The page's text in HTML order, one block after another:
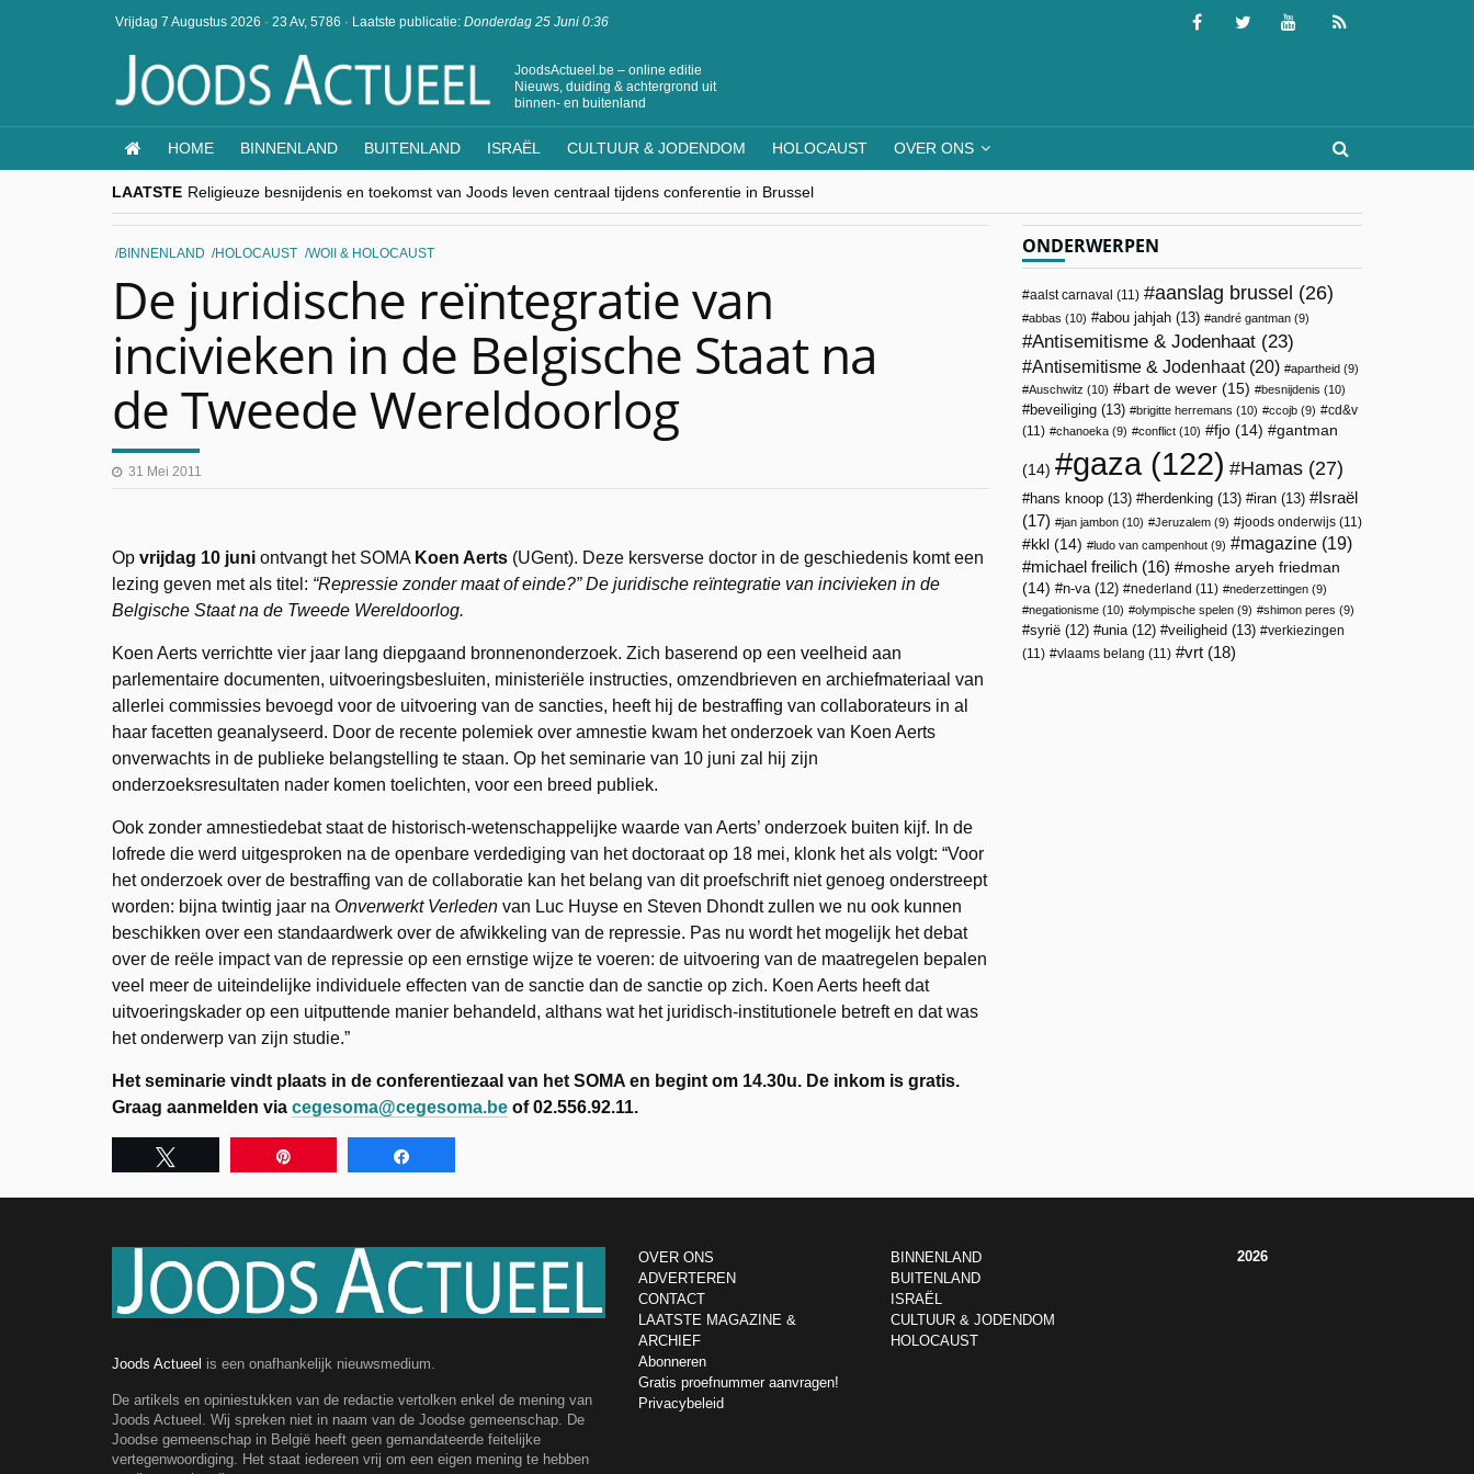
Vrijdag 7 Augustus 2026 · 23 Av, 5786 · Laatste publicatie: Donderdag 25 Juni 0:36
JoodsActueel.be – online editie
Nieuws, duiding & achtergrond uit
binnen- en buitenland
HOME BINNENLAND BUITENLAND ISRAËL CULTUUR & JODENDOM HOLOCAUST OVER ONS
LAATSTE Religieuze besnijdenis en toekomst van Joods leven centraal tijdens conferentie in Brussel
“Besnijdenisdebat toont hoe moeilijk seculiere Westen minderheden begrijpt”, Jinnih Beels (Vooruit)
CITYTRIP | ROEMENIË – Boekarest: de verrassing van Oost-Europa
“Vandaag zit elke Jood in België op de beklaagdenbank”
BINNENLAND HOLOCAUST WOII & HOLOCAUST
De juridische reïntegratie van
incivieken in de Belgische Staat na
de Tweede Wereldoorlog
31 Mei 2011
Op vrijdag 10 juni ontvangt het SOMA Koen Aerts (UGent). Deze kersverse doctor in de geschiedenis komt een
lezing geven met als titel: “Repressie zonder maat of einde?” De juridische reïntegratie van incivieken in de
Belgische Staat na de Tweede Wereldoorlog.
Koen Aerts verrichtte vier jaar lang diepgaand bronnenonderzoek. Zich baserend op een veelheid aan
parlementaire documenten, uitvoeringsbesluiten, ministeriële instructies, omzendbrieven en archiefmateriaal van
allerlei commissies bevoegd voor de uitvoering van de sancties, heeft hij de bestraffing van collaborateurs in al
haar facetten geanalyseerd. Door de recente polemiek over amnestie kwam het onderzoek van Koen Aerts
onverwachts in de publieke belangstelling te staan. Op het seminarie van 10 juni zal hij zijn
onderzoeksresultaten nader komen toelichten, voor een breed publiek.
Ook zonder amnestiedebat staat de historisch-wetenschappelijke waarde van Aerts’ onderzoek buiten kijf. In de
lofrede die werd uitgesproken na de openbare verdediging van het doctoraat op 18 mei, klonk het als volgt: “Voor
het onderzoek over de bestraffing van de collaboratie kan het belang van dit proefschrift niet genoeg onderstreept
worden: bijna twintig jaar na Onverwerkt Verleden van Luc Huyse en Steven Dhondt zullen we nu ook kunnen
beschikken over een standaardwerk over de afwikkeling van de repressie. Pas nu wordt het mogelijk het debat
over de reële impact van de repressie op een ernstige wijze te voeren: de uitvoering van de maatregelen bepalen
veel meer de uiteindelijke individuele effecten van de sanctie dan de sanctie op zich. Koen Aerts heeft dat
uitvoeringskader op een uitputtende manier behandeld, althans wat het juridisch-institutionele betreft en dat was
het onderwerp van zijn studie.”
Het seminarie vindt plaats in de conferentiezaal van het SOMA en begint om 14.30u. De inkom is gratis.
Graag aanmelden via cegesoma@cegesoma.be of 02.556.92.11.
ONDERWERPEN
aalst carnaval (11) aanslag brussel (26)
abbas (10) abou jahjah (13) andré gantman (9)
Antisemitisme & Jodenhaat (23)
Antisemitisme & Jodenhaat(20) apartheid (9)
Auschwitz (10) bart de wever (15) besnijdenis (10)
beveiliging (13) brigitte herremans (10) ccojb (9)
cd&v
(11)
chanoeka (9) conflict (10) fjo (14) gantman
(14) gaza(122) Hamas (27)
hans knoop (13) herdenking (13) iran (13)
Israël
(17)
jan jambon (10) Jeruzalem (9) joods onderwijs (11)
kkl (14) ludo van campenhout (9) magazine (19)
michael freilich (16)
moshe aryeh friedman
(14)
n-va(12) nederland (11) nederzettingen (9)
negationisme (10) olympische spelen (9) shimon peres (9)
syrië (12) unia(12) veiligheid (13)
verkiezingen
(11)
vlaams belang (11) vrt (18)
Joods Actueel is een onafhankelijk nieuwsmedium.
De artikels en opiniestukken van de redactie vertolken enkel de mening van
Joods Actueel. Wij spreken niet in naam van de Joodse gemeenschap. De
Joodse gemeenschap in België heeft geen gemandateerde feitelijke
vertegenwoordiging. Het staat iedereen vrij om een eigen mening te hebben
OVER ONS
ADVERTEREN
CONTACT
LAATSTE MAGAZINE &
ARCHIEF
Abonneren
Gratis proefnummer aanvragen!
Privacybeleid
BINNENLAND
BUITENLAND
ISRAËL
CULTUUR & JODENDOM
HOLOCAUST
2026